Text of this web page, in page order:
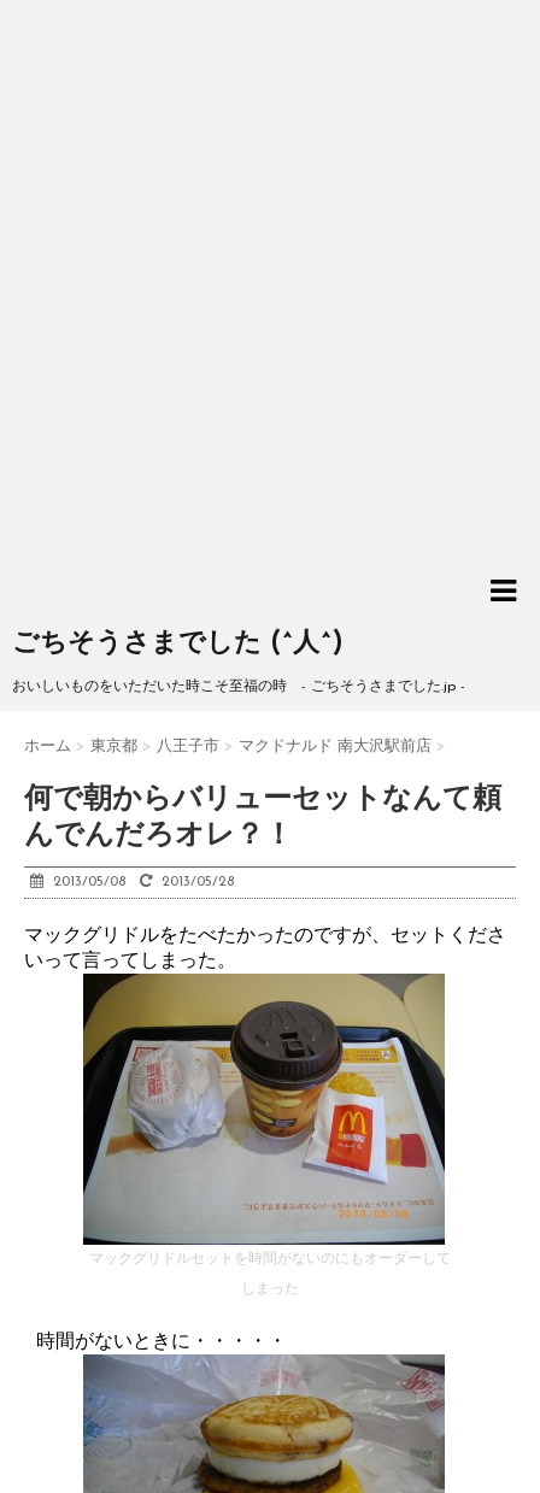
ごちそうさまでした (^人^)
おいしいものをいただいた時こそ至福の時 - ごちそうさまでした.jp -
ホーム > 東京都 > 八王子市 > マクドナルド 南大沢駅前店 >
何で朝からバリューセットなんて頼
んでんだろオレ？！
2013/05/08 2013/05/28
マックグリドルをたべたかったのですが、セットくださ
いって言ってしまった。
マックグリドルセットを時間がないのにもオーダーして
しまった
時間がないときに・・・・・